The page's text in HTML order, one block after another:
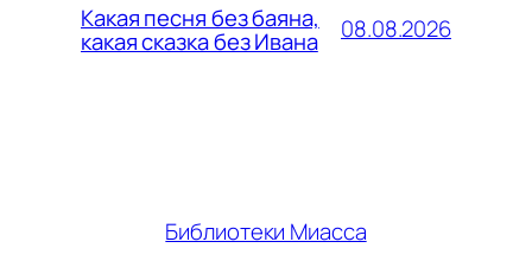
Какая песня без баяна,
какая сказка без Ивана 08.08.2026
Библиотеки Миасса